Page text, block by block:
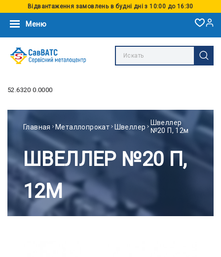
Відвантаження замовлень в будні дні з 10:00 до 16:30
Меню
52.6320 0.0000
Главная Металлопрокат Швеллер
Швеллер
№20 П, 12м
ШВЕЛЛЕР №20 П,
12М